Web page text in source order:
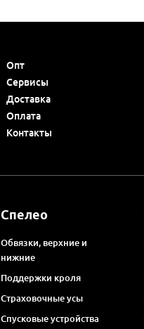
Опт
Сервисы
Доставка
Оплата
Контакты
Спелео
Обвязки, верхние и
нижние
Поддержки кроля
Страховочные усы
Спусковые устройства